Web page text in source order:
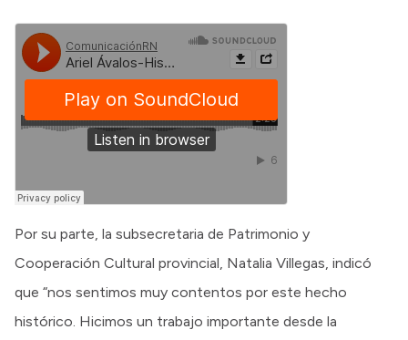
Por su parte, la subsecretaria de Patrimonio y
Cooperación Cultural provincial, Natalia Villegas, indicó
que “nos sentimos muy contentos por este hecho
histórico. Hicimos un trabajo importante desde la